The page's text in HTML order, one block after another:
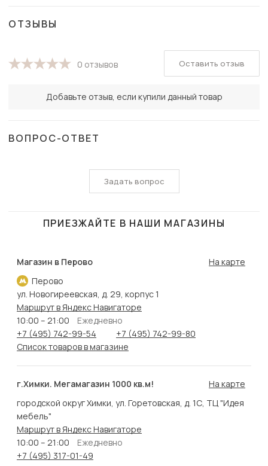
ОТЗЫВЫ
0 отзывов
Добавьте отзыв, если купили данный товар
Оставить отзыв
ВОПРОС-ОТВЕТ
Задать вопрос
ПРИЕЗЖАЙТЕ В НАШИ МАГАЗИНЫ
Магазин в Перово
Перово
На карте
ул. Новогиреевская, д. 29, корпус 1
Маршрут в Яндекс Навигаторе
10:00 – 21:00
Ежедневно
+7 (495) 742-99-54
+7 (495) 742-99-80
Список товаров в магазине
г.Химки. Мегамагазин 1000 кв.м!
На карте
городской округ Химки, ул. Горетовская, д. 1С, ТЦ "Идея
мебель"
Маршрут в Яндекс Навигаторе
10:00 – 21:00
Ежедневно
+7 (495) 317-01-49